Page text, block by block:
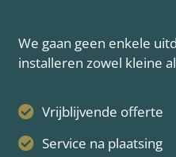
We gaan geen enkele
installeren zowel kleine
Vrijblijvende offerte
Service na plaatsing